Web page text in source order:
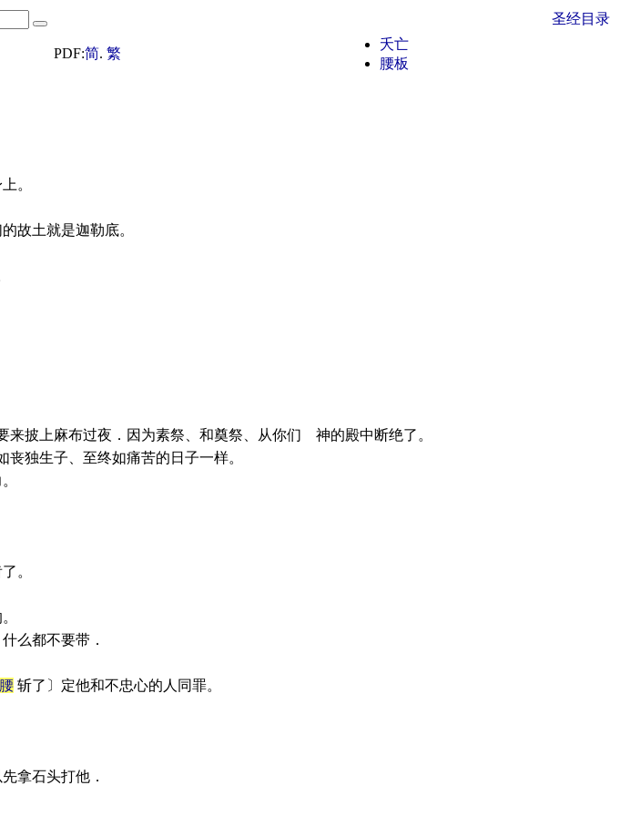
圣经目录
PDF:简. 繁
夭亡
腰板
。
故土就是迦勒底。
披上麻布过夜．因为素祭、和奠祭、从你们 神的殿中断绝了。
独生子、至终如痛苦的日子一样。
。
么都不要带．
腰 斩了〕定他和不忠心的人同罪。
拿石头打他．